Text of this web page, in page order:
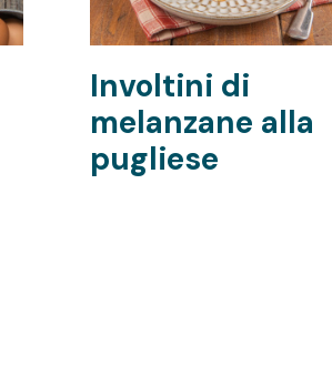
Involtini di
melanzane alla
pugliese